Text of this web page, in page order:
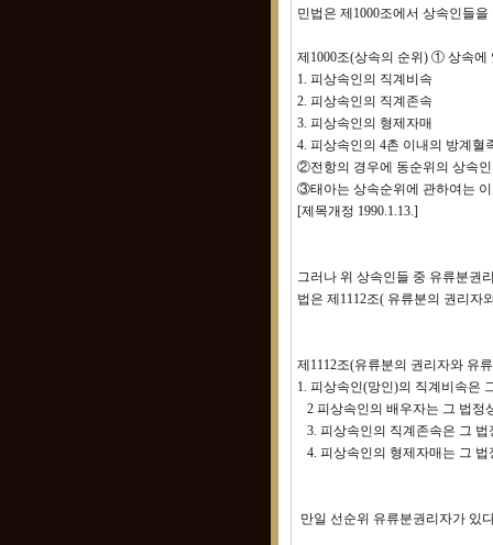
민법은 제1000조에서 상속인들
제1000조(상속의 순위) ① 상속에
1. 피상속인의 직계비속
2. 피상속인의 직계존속
3. 피상속인의 형제자매
4. 피상속인의 4촌 이내의 방계혈
②전항의 경우에 동순위의 상속
③태아는 상속순위에 관하여는 이
[제목개정 1990.1.13.]
그러나 위 상속인들 중 유류분권
법은 제1112조( 유류분의 권리자
제1112조(유류분의 권리자와 유
1. 피상속인(망인)의 직계비속은
2 피상속인의 배우자는 그 법정
3. 피상속인의 직계존속은 그 법
4. 피상속인의 형제자매는 그
만일 선순위 유류분권리자가 있